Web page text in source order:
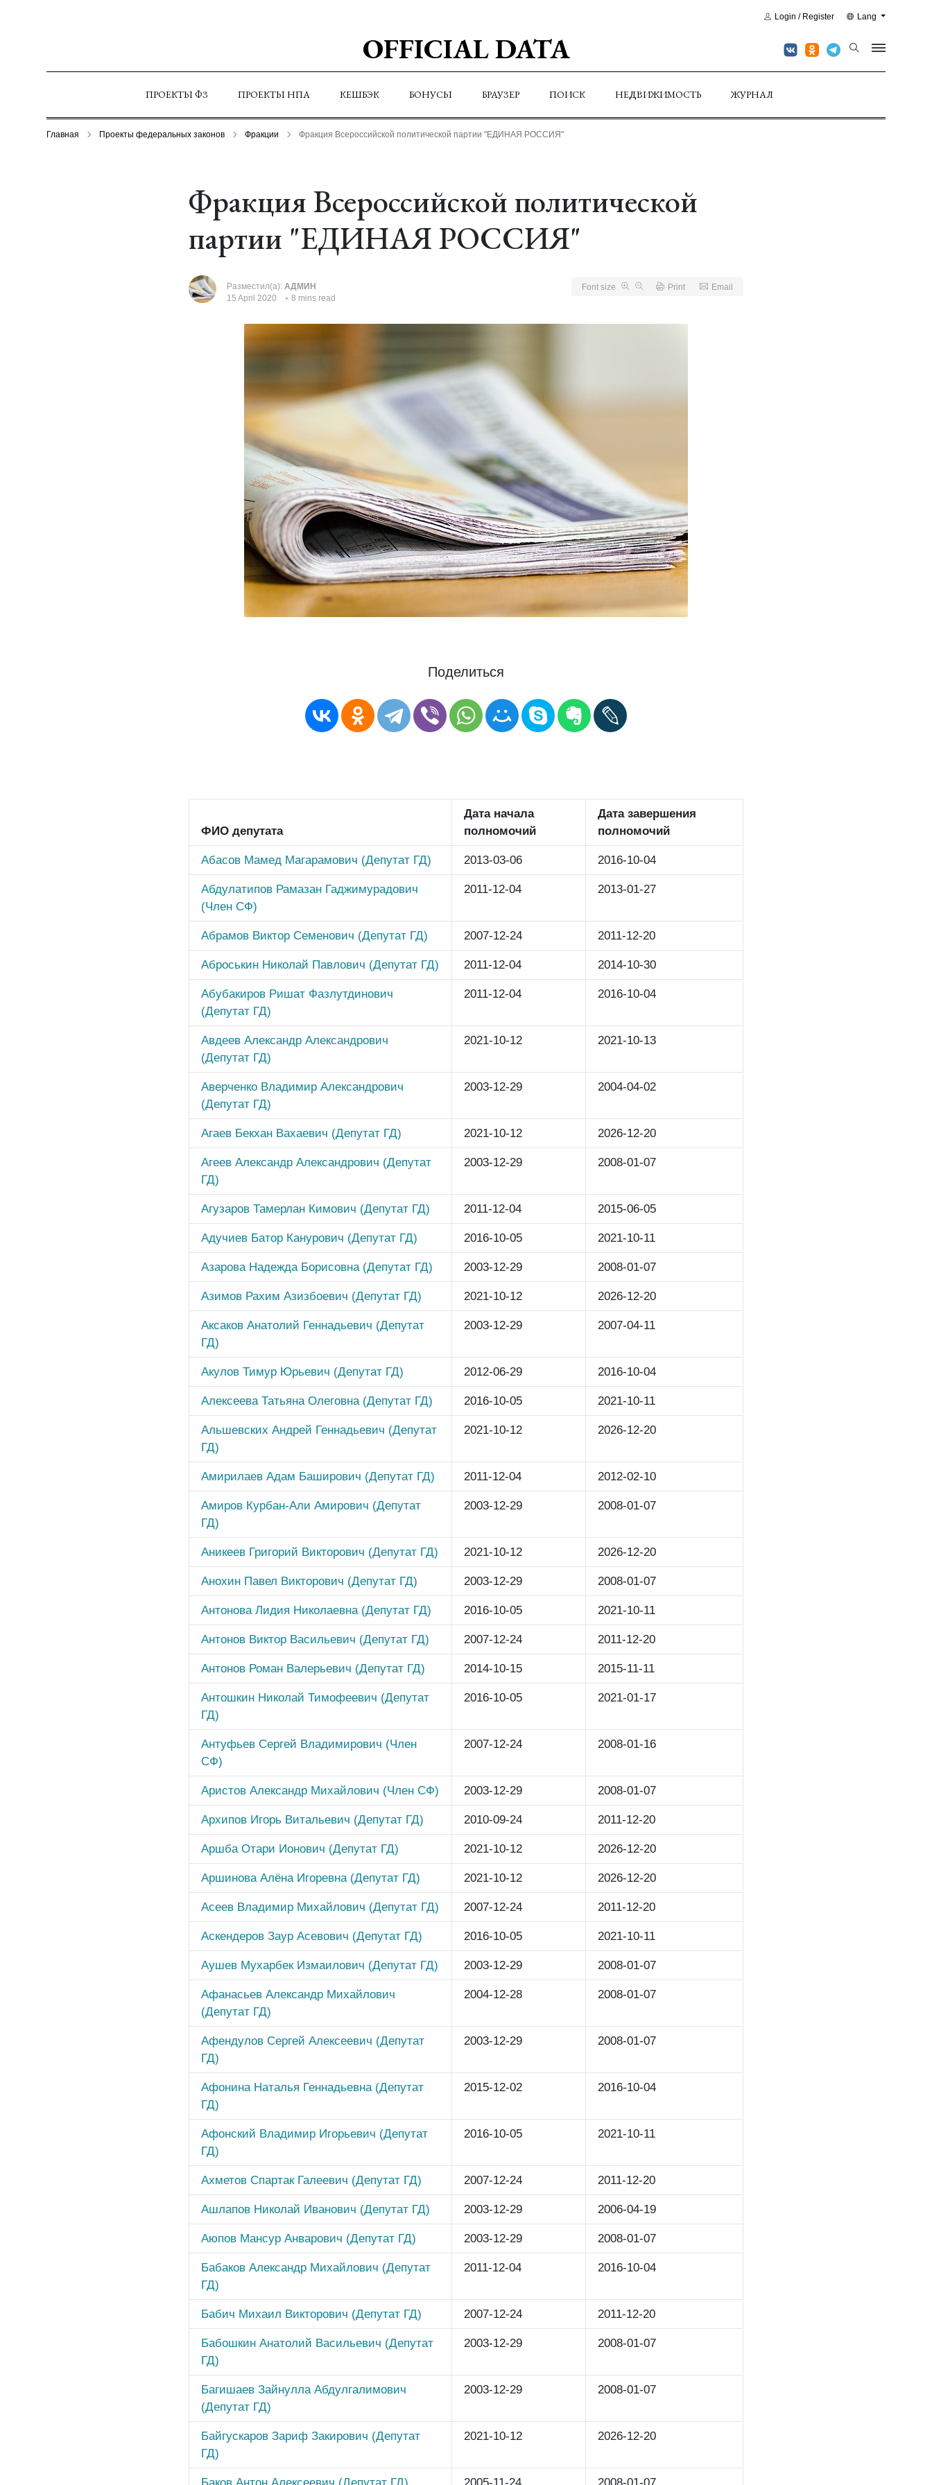
Login / Register Lang
OFFICIAL DATA
ПРОЕКТЫ ФЗ ПРОЕКТЫ НПА КЕШБЭК БОНУСЫ БРАУЗЕР ПОИСК НЕДВИЖИМОСТЬ ЖУРНАЛ
Главная Проекты федеральных законов Фракции Фракция Всероссийской политической партии "ЕДИНАЯ РОССИЯ"
Фракция Всероссийской политической
партии "ЕДИНАЯ РОССИЯ"
Разместил(а): АДМИН
15 April 2020
8 mins read
Font size Print Email
Поделиться
ФИО депутата
Дата начала
полномочий
Дата завершения
полномочий
Абасов Мамед Магарамович (Депутат ГД) 2013-03-06 2016-10-04
Абдулатипов Рамазан Гаджимурадович
(Член СФ)
2011-12-04 2013-01-27
Абрамов Виктор Семенович (Депутат ГД) 2007-12-24 2011-12-20
Аброськин Николай Павлович (Депутат ГД) 2011-12-04 2014-10-30
Абубакиров Ришат Фазлутдинович
(Депутат ГД)
2011-12-04 2016-10-04
Авдеев Александр Александрович
(Депутат ГД)
2021-10-12 2021-10-13
Аверченко Владимир Александрович
(Депутат ГД)
2003-12-29 2004-04-02
Агаев Бекхан Вахаевич (Депутат ГД) 2021-10-12 2026-12-20
Агеев Александр Александрович (Депутат
ГД)
2003-12-29 2008-01-07
Агузаров Тамерлан Кимович (Депутат ГД) 2011-12-04 2015-06-05
Адучиев Батор Канурович (Депутат ГД) 2016-10-05 2021-10-11
Азарова Надежда Борисовна (Депутат ГД) 2003-12-29 2008-01-07
Азимов Рахим Азизбоевич (Депутат ГД) 2021-10-12 2026-12-20
Аксаков Анатолий Геннадьевич (Депутат
ГД)
2003-12-29 2007-04-11
Акулов Тимур Юрьевич (Депутат ГД) 2012-06-29 2016-10-04
Алексеева Татьяна Олеговна (Депутат ГД) 2016-10-05 2021-10-11
Альшевских Андрей Геннадьевич (Депутат
ГД)
2021-10-12 2026-12-20
Амирилаев Адам Баширович (Депутат ГД) 2011-12-04 2012-02-10
Амиров Курбан-Али Амирович (Депутат
ГД)
2003-12-29 2008-01-07
Аникеев Григорий Викторович (Депутат ГД) 2021-10-12 2026-12-20
Анохин Павел Викторович (Депутат ГД) 2003-12-29 2008-01-07
Антонова Лидия Николаевна (Депутат ГД) 2016-10-05 2021-10-11
Антонов Виктор Васильевич (Депутат ГД) 2007-12-24 2011-12-20
Антонов Роман Валерьевич (Депутат ГД) 2014-10-15 2015-11-11
Антошкин Николай Тимофеевич (Депутат
ГД)
2016-10-05 2021-01-17
Антуфьев Сергей Владимирович (Член
СФ)
2007-12-24 2008-01-16
Аристов Александр Михайлович (Член СФ) 2003-12-29 2008-01-07
Архипов Игорь Витальевич (Депутат ГД) 2010-09-24 2011-12-20
Аршба Отари Ионович (Депутат ГД) 2021-10-12 2026-12-20
Аршинова Алёна Игоревна (Депутат ГД) 2021-10-12 2026-12-20
Асеев Владимир Михайлович (Депутат ГД) 2007-12-24 2011-12-20
Аскендеров Заур Асевович (Депутат ГД) 2016-10-05 2021-10-11
Аушев Мухарбек Измаилович (Депутат ГД) 2003-12-29 2008-01-07
Афанасьев Александр Михайлович
(Депутат ГД)
2004-12-28 2008-01-07
Афендулов Сергей Алексеевич (Депутат
ГД)
2003-12-29 2008-01-07
Афонина Наталья Геннадьевна (Депутат
ГД)
2015-12-02 2016-10-04
Афонский Владимир Игорьевич (Депутат
ГД)
2016-10-05 2021-10-11
Ахметов Спартак Галеевич (Депутат ГД) 2007-12-24 2011-12-20
Ашлапов Николай Иванович (Депутат ГД) 2003-12-29 2006-04-19
Аюпов Мансур Анварович (Депутат ГД) 2003-12-29 2008-01-07
Бабаков Александр Михайлович (Депутат
ГД)
2011-12-04 2016-10-04
Бабич Михаил Викторович (Депутат ГД) 2007-12-24 2011-12-20
Бабошкин Анатолий Васильевич (Депутат
ГД)
2003-12-29 2008-01-07
Багишаев Зайнулла Абдулгалимович
(Депутат ГД)
2003-12-29 2008-01-07
Байгускаров Зариф Закирович (Депутат
ГД)
2021-10-12 2026-12-20